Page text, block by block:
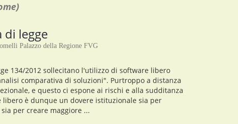
)
legge
Palazzo della Regione FVG
134/2012 sollecitano l'utilizzo di software libero
comparativa di soluzioni". Purtroppo a distanza
e questo ci espone ai rischi e alla sudditanza
è dunque un dovere istituzionale sia per
per creare maggiore ...